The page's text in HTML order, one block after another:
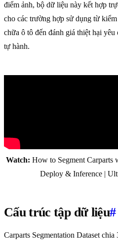
điểm ảnh, bộ dữ liệu này kết hợp
cho các trường hợp sử dụng từ
chữa ô tô đến đánh giá thiệt hại
tự hành.
Watch: How to Segment Carparts
Deploy & Inference |
Cấu trúc tập dữ liệu#
Carparts Segmentation Dataset